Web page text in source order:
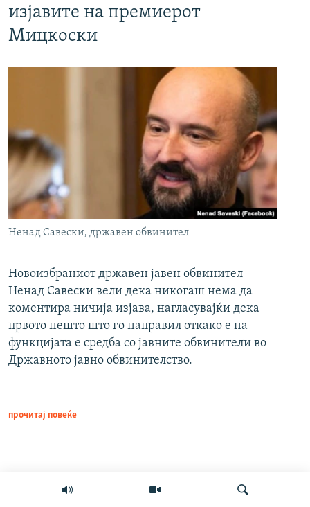
изјавите на премиерот
Мицкоски
Ненад Савески, државен обвинител
Новоизбраниот државен јавен обвинител
Ненад Савески вели дека никогаш нема да
коментира ничија изјава, нагласувајќи дека
првото нешто што го направил откако е на
функцијата е средба со јавните обвинители во
Државното јавно обвинителство.
прочитај повеќе